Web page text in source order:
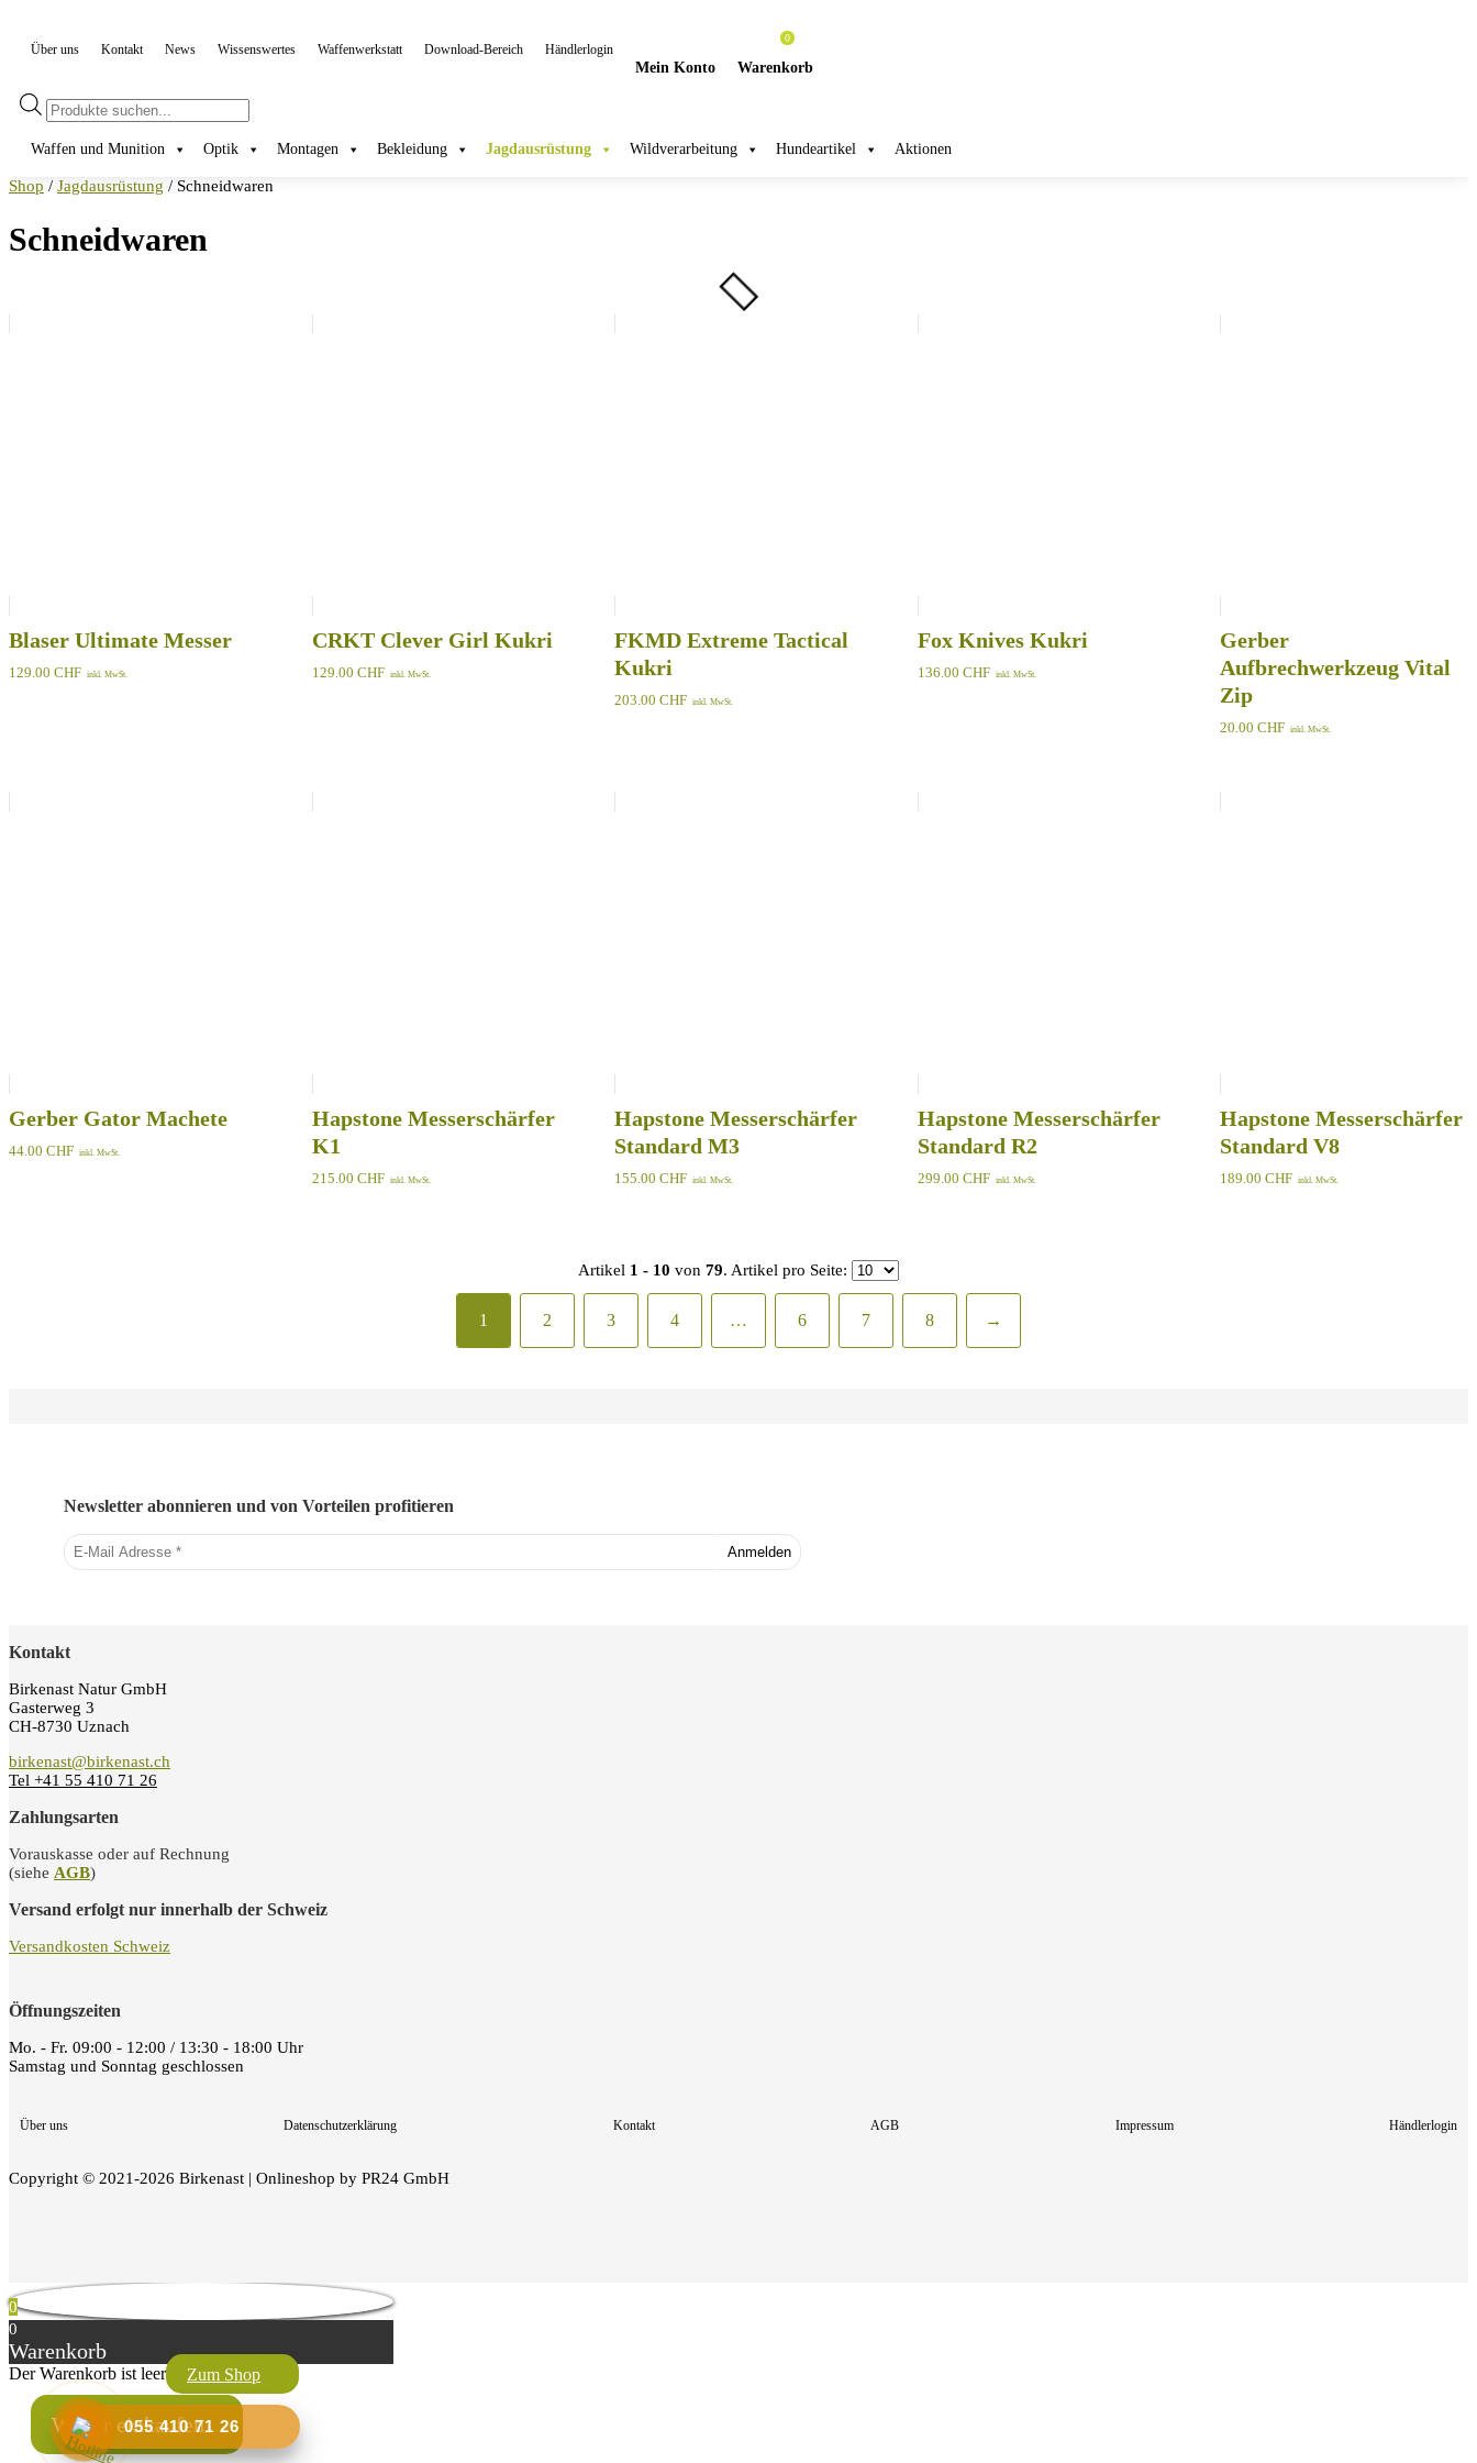
Über uns Kontakt News Wissenswertes Waffenwerkstatt Download-Bereich Händlerlogin
Warenkorb
0
Mein Konto
Products
search
Waffen und Munition Optik Montagen Bekleidung Jagdausrüstung Wildverarbeitung Hundeartikel Aktionen
Shop / Jagdausrüstung / Schneidwaren
Schneidwaren
Blaser Ultimate Messer
129.00 CHF inkl. MwSt.
CRKT Clever Girl Kukri
129.00 CHF inkl. MwSt.
FKMD Extreme Tactical
Kukri
203.00CHF inkl. MwSt.
Fox Knives Kukri
136.00 CHF inkl. MwSt.
Gerber
Aufbrechwerkzeug Vital
Zip
20.00CHF inkl. MwSt.
Gerber Gator Machete
44.00 CHF inkl. MwSt.
Hapstone Messerschärfer
K1
215.00 CHF inkl. MwSt.
Hapstone Messerschärfer
Standard M3
155.00CHF inkl. MwSt.
Hapstone Messerschärfer
Standard R2
299.00 CHF inkl. MwSt.
Hapstone Messerschärfer
Standard V8
189.00CHF inkl. MwSt.
Artikel 1 - 10 von 79. Artikel pro Seite:
1 2 3 4 … 6 7 8 →
Newsletter abonnieren und von Vorteilen profitieren
Kontakt
Birkenast Natur GmbH
Gasterweg 3
CH-8730 Uznach
birkenast@birkenast.ch
Tel +41 55 410 71 26
Zahlungsarten
Vorauskasse oder auf Rechnung
(siehe AGB)
Versand erfolgt nur innerhalb der Schweiz
Versandkosten Schweiz
Öffnungszeiten
Mo. - Fr. 09:00 - 12:00 / 13:30 - 18:00 Uhr
Samstag und Sonntag geschlossen
Über uns Datenschutzerklärung Kontakt AGB Impressum Händlerlogin
Copyright © 2021-2026 Birkenast | Onlineshop by PR24 GmbH
055 410 71 26
0
0
Warenkorb
Der Warenkorb ist leer Zum Shop
Weiter einkaufen